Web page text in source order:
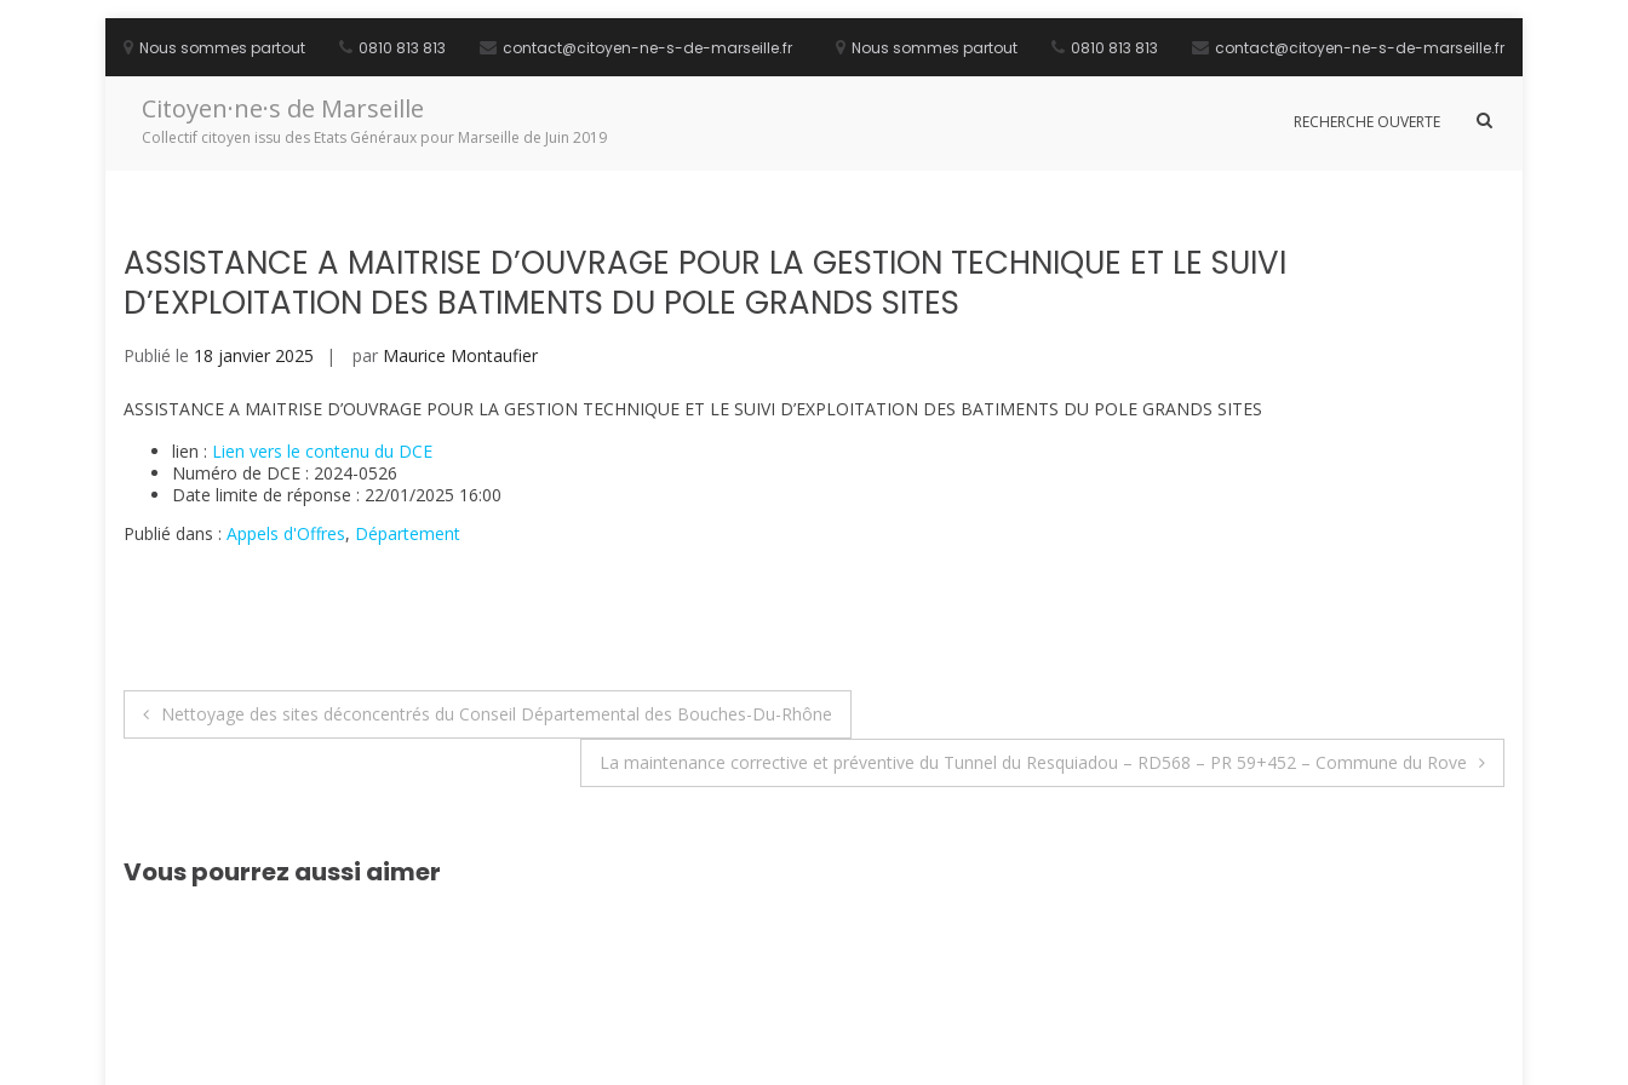
contenu
Nous sommes partout 0810 813 813 contact@citoyen-ne-s-de-marseille.fr Nous sommes partout 0810 813 813 contact@citoyen-ne-s-de-marseille.fr
Citoyen·ne·s de Marseille
Collectif citoyen issu des Etats Généraux pour Marseille de Juin 2019
RECHERCHE OUVERTE
Afficher
ASSISTANCE A MAITRISE D’OUVRAGE POUR LA GESTION TECHNIQUE ET LE SUIVI
D’EXPLOITATION DES BATIMENTS DU POLE GRANDS SITES
Publié le 18 janvier 2025 par Maurice Montaufier
ASSISTANCE A MAITRISE D’OUVRAGE POUR LA GESTION TECHNIQUE ET LE SUIVI D’EXPLOITATION DES BATIMENTS DU POLE GRANDS SITES
lien : Lien vers le contenu du DCE
Numéro de DCE : 2024-0526
Date limite de réponse : 22/01/2025 16:00
Publié dans : Appels d'Offres, Département
Navigation
Nettoyage des sites déconcentrés du Conseil Départemental des Bouches-Du-Rhône
La maintenance corrective et préventive du Tunnel du Resquiadou – RD568 – PR 59+452 – Commune du Rove
Vous pourrez aussi aimer